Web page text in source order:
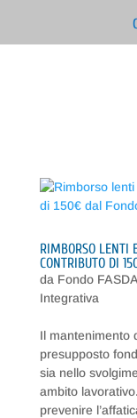
RIMBORSO LENTI
CONTRIBUTO DI
da Fondo FASDA
Integrativa
Il mantenimento
presupposto
sia nello
ambito
prevenire